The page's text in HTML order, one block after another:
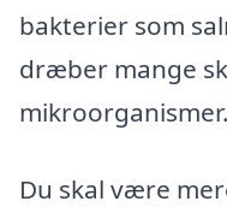
bakterier som
dræber mange
mikroorganismer.
Du skal være